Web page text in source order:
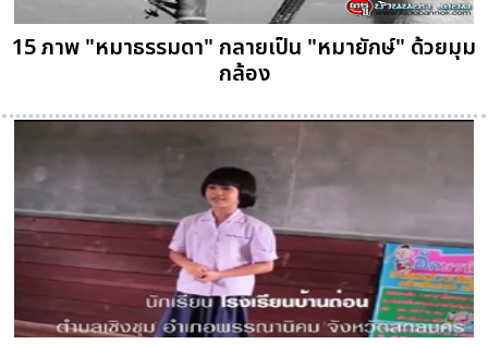
15 ภาพ "หมาธรรมดา" กลายเป็น "หมายักษ์" ด้วยมุม
กล้อง